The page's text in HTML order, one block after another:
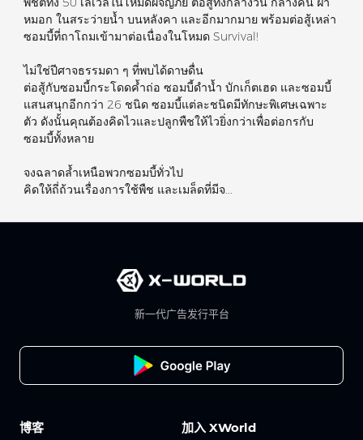
หมอก ในสระว่ายน้ำ บนหลังคา และอีกมากมาย พร้อมต่อสู้เหล่า
ซอมบี้ที่ถาโถมเข้ามาต่อเนื่องในโหมด Survival!
ไม่ใช่ปีศาจธรรมดา ๆ ที่พบได้ดาษดื่น
ต่อสู้กับซอมบี้กระโดดค้ำถ่อ ซอมบี้ดำน้ำ บักเก็ตเฮด และซอมบี้
แสนสนุกอีกกว่า 26 ชนิด ซอมบี้แต่ละชนิดมีทักษะพิเศษเฉพาะ
ตัว ดังนั้นคุณต้องคิดไวและปลูกพืชให้ไวยิ่งกว่าเพื่อต่อกรกับ
ซอมบี้ทั้งหลาย
จงฉลาดล้ำเหนือพวกซอมบี้ทั่วไป
คิดให้ถี่ถ้วนเรื่องการใช้พืช และเมล็ดที่มีจ...
新一代广告发行平台
加入 XWorld
博客